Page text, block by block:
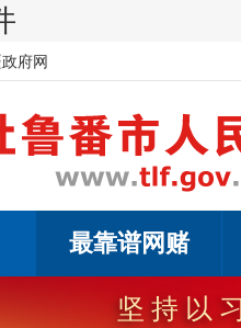
府网
最靠谱网赌
坚持以